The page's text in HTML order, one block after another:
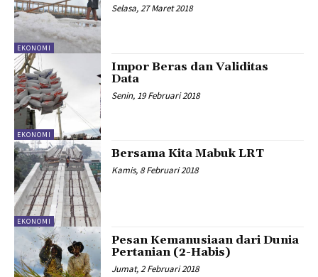
EKONOMI
Selasa, 27 Maret 2018
EKONOMI
Impor Beras dan Validitas
Data
Senin, 19 Februari 2018
EKONOMI
Bersama Kita Mabuk LRT
Kamis, 8 Februari 2018
Pesan Kemanusiaan dari Dunia
Pertanian (2-Habis)
Jumat, 2 Februari 2018